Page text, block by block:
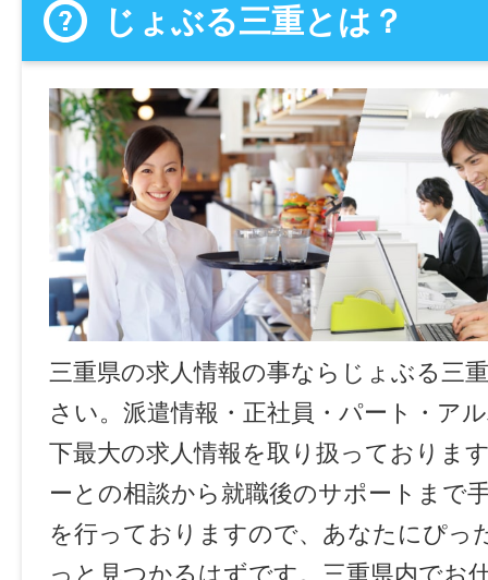
じょぶる三重とは？
三重県の求人情報の事ならじょぶる三
さい。派遣情報・正社員・パート・ア
下最大の求人情報を取り扱っておりま
ーとの相談から就職後のサポートまで
を行っておりますので、あなたにぴっ
っと見つかるはずです。三重県内でお